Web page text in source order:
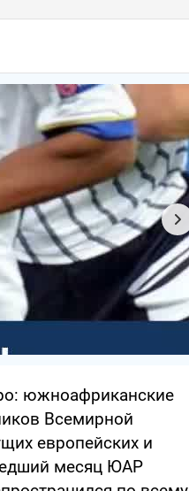
южноафриканские
Всемирной
европейских и
месяц ЮАР